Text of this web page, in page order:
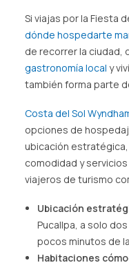
Si viajas por la Fiesta
dónde hospedarte
de recorrer la ciudad,
gastronomía local y
también forma parte
Costa del Sol
opciones de
ubicación
comodidad y
viajeros de turismo
Ubicación
Pucallpa, a solo
pocos minutos de
Habitaciones